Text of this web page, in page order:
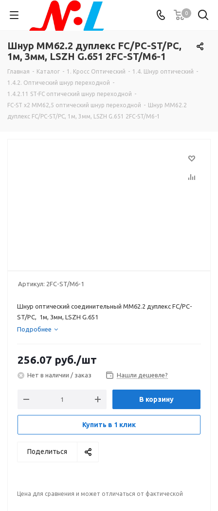
0
Шнур MM62.2 дуплекс FC/PC-ST/PC,
1м, 3мм, LSZH G.651 2FC-ST/M6-1
Главная - Каталог - 1. Кросс Оптический - 1.4. Шнур оптический -
1.4.2. Оптический шнур переходной -
1.4.2.11 ST-FC оптический шнур переходной -
FC-ST х2 MM62,5 оптический шнур переходной - Шнур MM62.2
дуплекс FC/PC-ST/PC, 1м, 3мм, LSZH G.651 2FC-ST/M6-1
Артикул: 2FC-ST/M6-1
Шнур оптический соединительный MM62.2 дуплекс FC/PC-
ST/PC, 1м, 3мм, LSZH G.651
Подробнее
256.07 руб./шт
Нет в наличии / заказ Нашли дешевле?
В корзину
Купить в 1 клик
Поделиться
Цена для сравнения и может отличаться от фактической